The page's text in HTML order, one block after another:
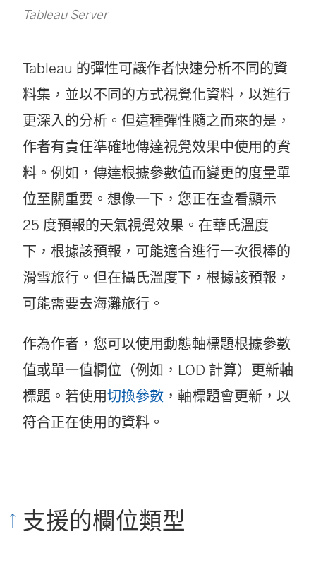
Tableau Server
Tableau 的彈性可讓作者快速分析不同的資
料集，並以不同的方式視覺化資料，以進行
更深入的分析。但這種彈性隨之而來的是，
作者有責任準確地傳達視覺效果中使用的資
料。例如，傳達根據參數值而變更的度量單
位至關重要。想像一下，您正在查看顯示
25 度預報的天氣視覺效果。在華氏溫度
下，根據該預報，可能適合進行一次很棒的
滑雪旅行。但在攝氏溫度下，根據該預報，
可能需要去海灘旅行。
作為作者，您可以使用動態軸標題根據參數
值或單一值欄位（例如，LOD 計算）更新軸
標題。若使用切換參數 ，軸標題會更新，以
符合正在使用的資料。
支援的欄位類型